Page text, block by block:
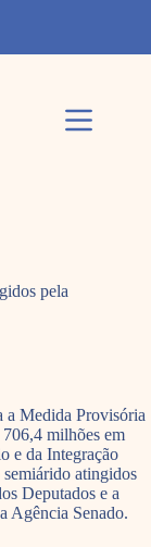
pela
a Medida Provisória
milhões em
e da Integração
atingidos
Deputados e a
Agência Senado.